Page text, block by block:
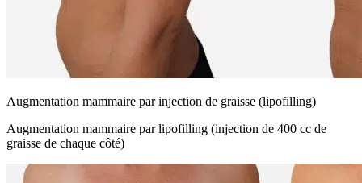
Augmentation mammaire par injection de graisse (lipofilling)
Augmentation mammaire par lipofilling (injection de 400 cc de
graisse de chaque côté)